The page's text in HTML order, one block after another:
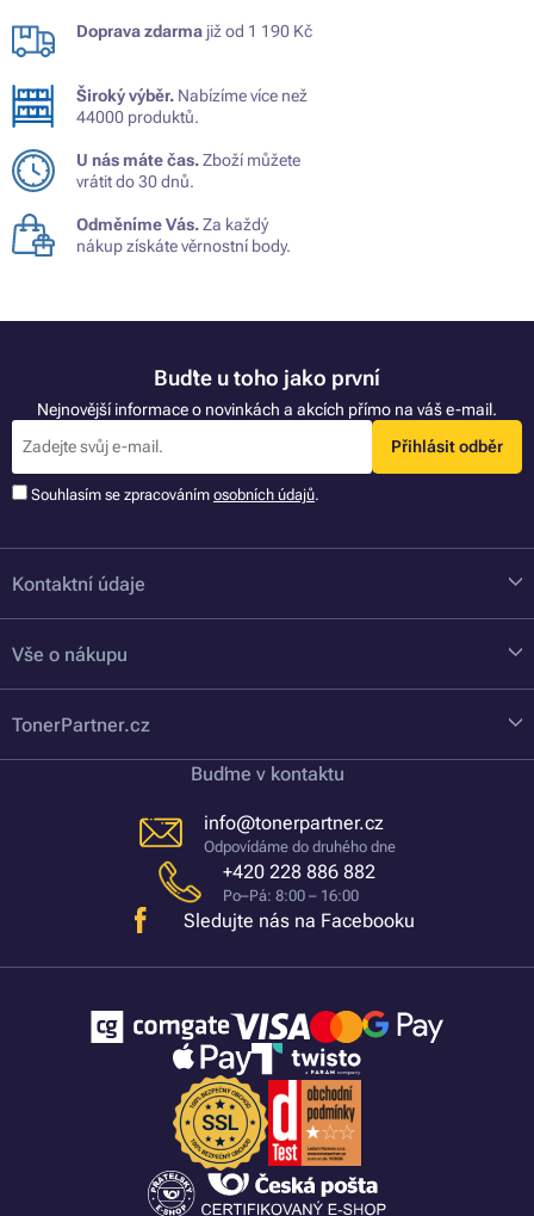
Doprava zdarma již od 1 190 Kč
Široký výběr. Nabízíme více než
44000 produktů.
U nás máte čas.Zboží můžete
vrátit do 30 dnů.
Odměníme Vás.Za každý
nákup získáte věrnostní body.
Buďte u toho jako první
Nejnovější informace o novinkách a akcích přímo na váš e-mail.
Přihlásit odběr
Souhlasím se zpracováním osobních údajů.
Kontaktní údaje
Vše o nákupu
TonerPartner.cz
Buďme v kontaktu
info@tonerpartner.cz
Odpovídáme do druhého dne
+420 228 886 882
Po–Pá: 8:00 – 16:00
Sledujte nás na Facebooku